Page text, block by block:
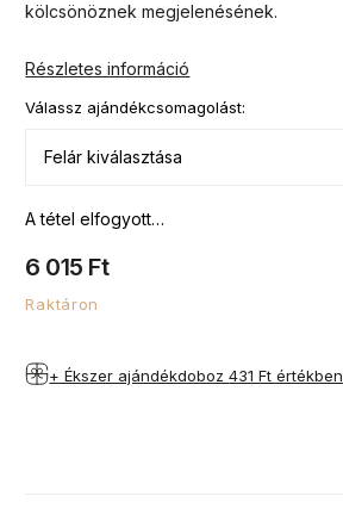
6 015 Ft
Raktáron
Válassz ajándékcsomagolást:
A tétel elfogyott…
+ Ékszer ajándékdoboz431 Ft értékben
kölcsönöznek megjelenésének.
Részletes információ